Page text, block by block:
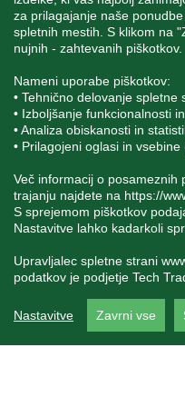
za prilagajanje naše
spletnih mestih. S klikom na
nujnih - zahtevanih piškotkov.
Nameni uporabe piškotkov:
• Tehnično delovanje
• Izboljšanje funkcionalnosti
• Analiza obiskanosti in
• Prilagojeni oglasi in
Več informacij o posameznih
trajanju najdete na https://
S sprejemom piškotkov
Nastavitve lahko kadarkoli
Upravljalec spletne strani
podatkov je podjetje Tech
Nastavitve Zavrni vse
pravilne in
spletni strani
podatke ali slike, vas